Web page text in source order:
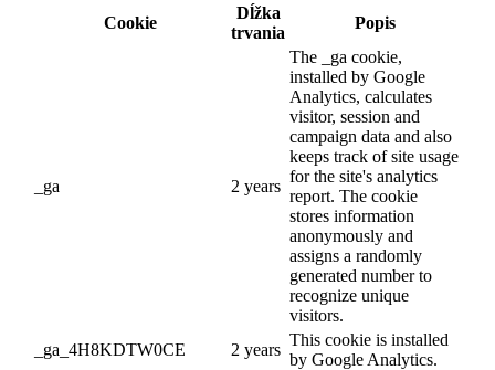
Cookie
Dĺžka
trvania
Popis
_ga 2 years
The _ga cookie,
installed by Google
Analytics, calculates
visitor, session and
campaign data and also
keeps track of site usage
for the site's analytics
report. The cookie
stores information
anonymously and
assigns a randomly
generated number to
recognize unique
visitors.
_ga_4H8KDTW0CE
2 years
This cookie is installed
by Google Analytics.